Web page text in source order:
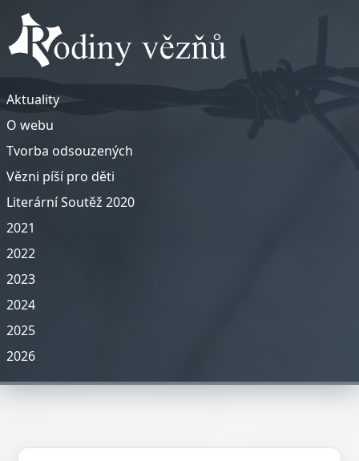
Aktuality
O webu
Tvorba odsouzených
Vězni píší pro děti
Literární Soutěž 2020
2021
2022
2023
2024
2025
2026